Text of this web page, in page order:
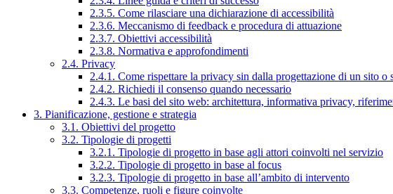
2.3.5. Come rilasciare una dichiarazione di accessibilità
2.3.6. Meccanismo di feedback e procedura di attuazione
2.3.7. Obiettivi accessibilità
2.3.8. Normativa e approfondimenti
2.4. Privacy
2.4.1. Come rispettare la privacy sin dalla progettazione di un sito o
2.4.2. Richiedi il consenso quando necessario
2.4.3. Le basi del sito web: architettura, informativa privacy,
3. Pianificazione, gestione e strategia
3.1. Obiettivi del progetto
3.2. Tipologie di progetti
3.2.1. Tipologie di progetto in base agli attori coinvolti nel servizio
3.2.2. Tipologie di progetto in base al focus
3.2.3. Tipologie di progetto in base all’ambito di intervento
3.3. Competenze, ruoli e figure coinvolte